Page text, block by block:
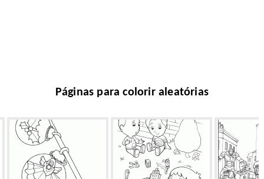
Páginas para colorir aleatórias